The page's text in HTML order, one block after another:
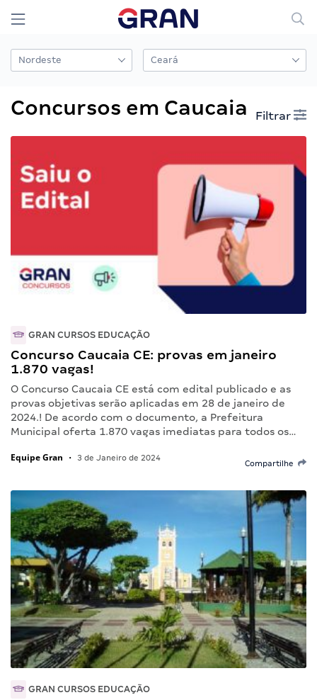
Concursos em Caucaia Filtrar
GRAN CURSOS EDUCAÇÃO
Concurso Caucaia CE: provas em janeiro
1.870 vagas!
O Concurso Caucaia CE está com edital publicado e as
provas objetivas serão aplicadas em 28 de janeiro de
2024.! De acordo com o documento, a Prefeitura
Municipal oferta 1.870 vagas imediatas para todos os…
Equipe Gran • 3 de Janeiro de 2024
Compartilhe
GRAN CURSOS EDUCAÇÃO